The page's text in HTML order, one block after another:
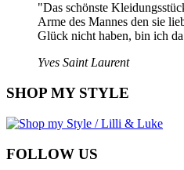
"Das schönste
Arme des Mannes den sie
Glück nicht haben, bin ich
Yves Saint Laurent
SHOP MY STYLE
FOLLOW US